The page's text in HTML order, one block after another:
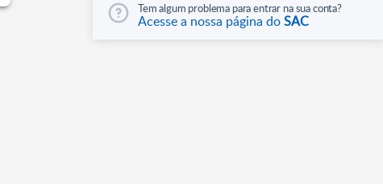
Tem algum problema para entrar na sua conta?
Acesse a nossa página doSAC